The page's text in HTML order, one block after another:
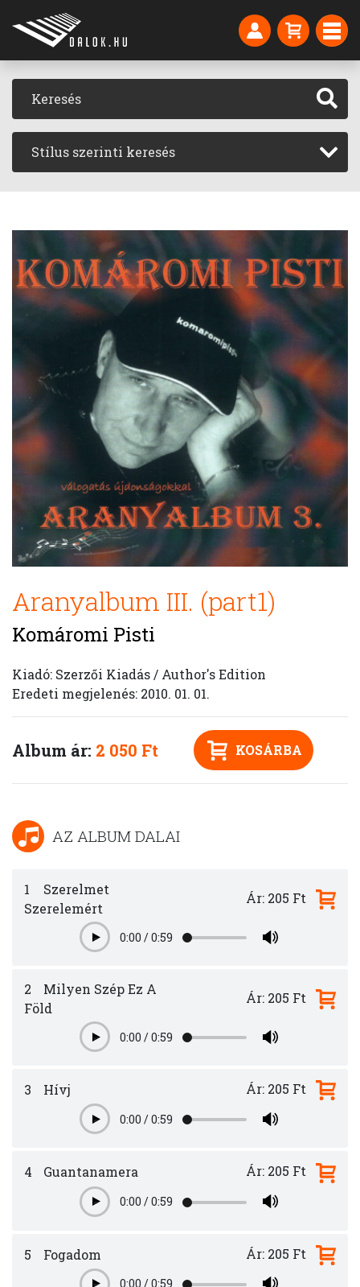
Stílus szerinti keresés
Aranyalbum III. (part1)
Komáromi Pisti
Kiadó: Szerzői Kiadás / Author's Edition
Eredeti megjelenés: 2010. 01. 01.
Album ár: 2 050 Ft KOSÁRBA
AZ ALBUM DALAI
1
Szerelmet
Szerelemért
Play0:00 /0:59
Ár: 205 Ft
2
Milyen Szép Ez A
Föld
Play0:00 /0:59
Ár: 205 Ft
3 Hívj
Play0:00 /0:59
Ár: 205 Ft
4 Guantanamera
Play0:00 /0:59
Ár: 205 Ft
5 Fogadom
0:00 /0:59
Ár: 205 Ft